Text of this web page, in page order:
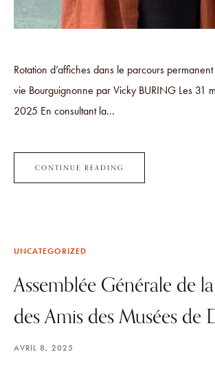
Rotation d’affiches dans le parcours
vie Bourguignonne par Vicky BURING Les 31
2025 En consultant la...
CONTINUE READING
UNCATEGORIZED
Assemblée Générale de
des Amis des Musées de
AVRIL 8, 2025